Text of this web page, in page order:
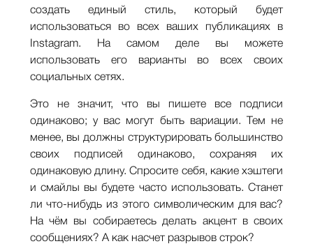
создать единый стиль, который будет
использоваться во всех ваших публикациях в
Instagram. На самом деле вы можете
использовать его варианты во всех своих
социальных сетях.
Это не значит, что вы пишете все подписи
одинаково; у вас могут быть вариации. Тем не
менее, вы должны структурировать большинство
своих подписей одинаково, сохраняя их
одинаковую длину. Спросите себя, какие хэштеги
и смайлы вы будете часто использовать. Станет
ли что-нибудь из этого символическим для вас?
На чём вы собираетесь делать акцент в своих
сообщениях? А как насчет разрывов строк?